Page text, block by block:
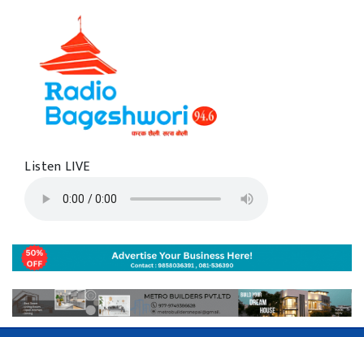
Listen LIVE